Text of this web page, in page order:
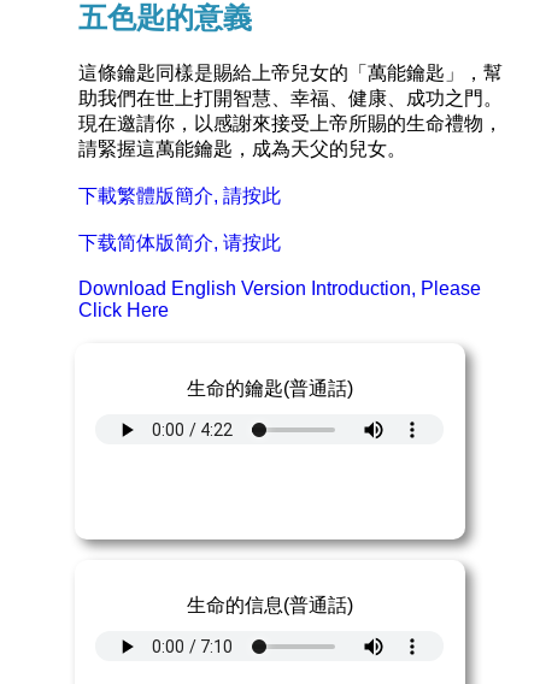
五色匙的意義
這條鑰匙同樣是賜給上帝兒女的「萬能鑰匙」，幫
助我們在世上打開智慧、幸福、健康、成功之門。
現在邀請你，以感謝來接受上帝所賜的生命禮物，
請緊握這萬能鑰匙，成為天父的兒女。
下載繁體版簡介, 請按此
下载简体版简介, 请按此
Download English Version Introduction, Please
Click Here
生命的鑰匙(普通話)
生命的信息(普通話)